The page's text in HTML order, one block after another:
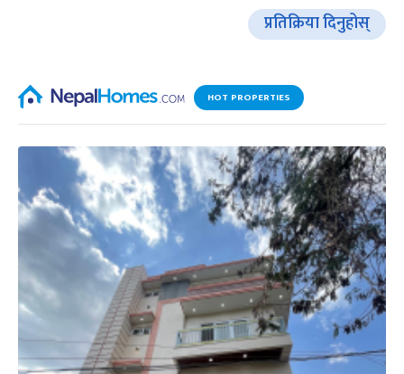
प्रतिक्रिया दिनुहोस्
HOT PROPERTIES